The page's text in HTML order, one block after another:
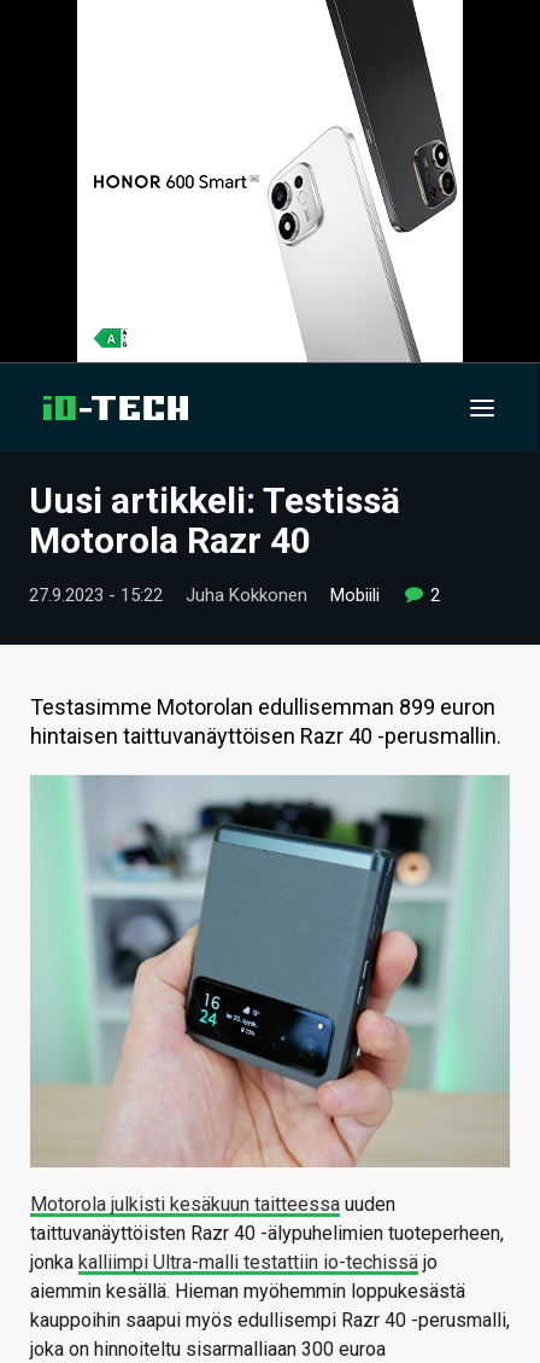
UUTISET
TIETOA
HINTA.FI
VAIHDA TEEMA
Uusi artikkeli: Testissä
Motorola Razr 40
27.9.2023 - 15:22 Juha Kokkonen Mobiili 2
Testasimme Motorolan edullisemman 899 euron
hintaisen taittuvanäyttöisen Razr 40 -perusmallin.
Motorola julkisti kesäkuun taitteessa uuden
taittuvanäyttöisten Razr 40 -älypuhelimien tuoteperheen,
jonka kalliimpi Ultra-malli testattiin io-techissä jo
aiemmin kesällä. Hieman myöhemmin loppukesästä
kauppoihin saapui myös edullisempi Razr 40 -perusmalli,
joka on hinnoiteltu sisarmalliaan 300 euroa